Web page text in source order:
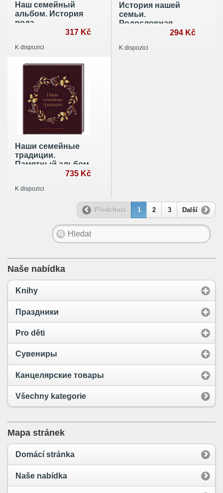
Наш семейный
альбом. История
рода
317 Kč
K dispozici
История нашей
семьи.
Родословная
294 Kč
K dispozici
Наши семейные
традиции.
Памятный альбом
735 Kč
K dispozici
Předchozí 1 2 3 Další
Naše nabídka
Knihy
Праздники
Pro děti
Сувениры
Канцелярские товары
Všechny kategorie
Mapa stránek
Domácí stránka
Naše nabídka